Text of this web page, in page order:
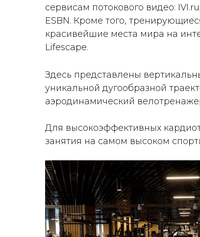
сервисам потокового видео:
ESBN. Кроме того,
красивейшие места мира на
Lifescape.
Здесь представлены
уникальной дугообразной
аэродинамический
Для высокоэффективных
занятия на самом высоком